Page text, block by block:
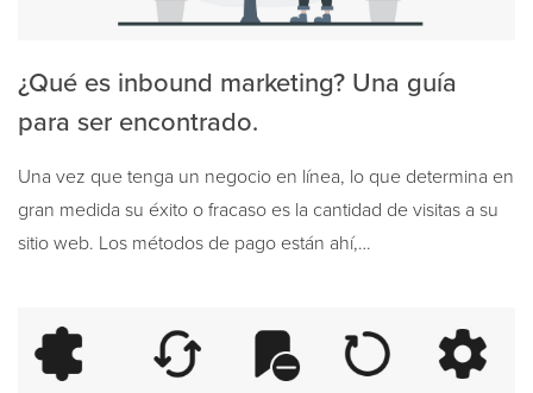
¿Qué es inbound marketing? Una guía
para ser encontrado.
Una vez que tenga un negocio en línea, lo que determina en
gran medida su éxito o fracaso es la cantidad de visitas a su
sitio web. Los métodos de pago están ahí,…